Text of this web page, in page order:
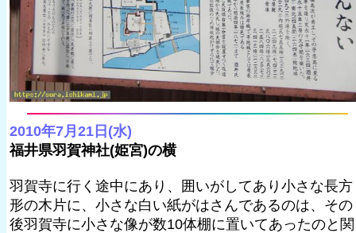
2010年7月21日(水)
福井県羽賀神社(姫宮)の横
羽賀寺に行く途中にあり、囲いがしてあり小さな長方
形の木片に、小さな白い紙がはさんであるのは、その
後羽賀寺に小さな像が数10体棚に置いてあったのと関